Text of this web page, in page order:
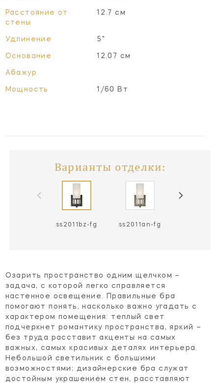
Расстояние от
стены
12.7 см
Удлинение 5"
Основание 12.07 см
Абажур
Мощность 1/60 Вт
Варианты отделки:
ss2011bz-fg ss2011an-fg
Озарить пространство одним щелчком –
задача, с которой легко справляется
настенное освещение. Правильные бра
помогают понять, насколько важно угадать с
характером помещения: теплый свет
подчеркнет романтику пространства, яркий –
без труда расставит акценты на самых
важных, самых красивых деталях интерьера.
Небольшой светильник с большими
возможностями; дизайнерские бра служат
достойным украшением стен, расставляют